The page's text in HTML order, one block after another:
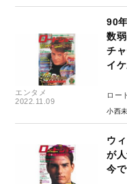
エンタメ
2022.11.09
90
数
チ
イ
ロー
小西
ウ
が
今